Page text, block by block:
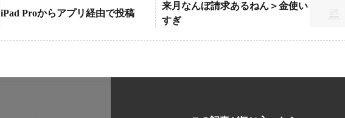
iPad Proからアプリ経由で投稿
来月なんぼ請求あるねん＞金使い
すぎ